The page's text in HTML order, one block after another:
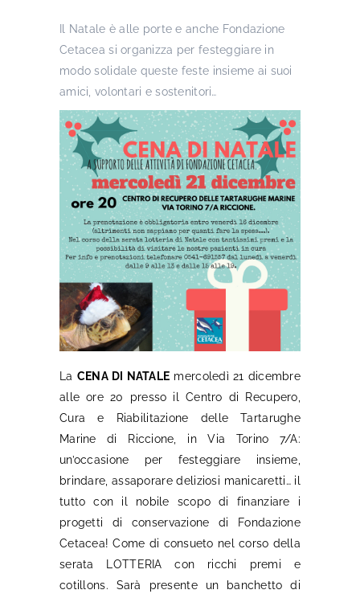
Il Natale è alle porte e anche Fondazione
Cetacea si organizza per festeggiare in
modo solidale queste feste insieme ai suoi
amici, volontari e sostenitori…
La CENA DI NATALE mercoledì 21 dicembre
alle ore 20 presso il Centro di Recupero,
Cura e Riabilitazione delle Tartarughe
Marine di Riccione, in Via Torino 7/A:
un’occasione per festeggiare insieme,
brindare, assaporare deliziosi manicaretti… il
tutto con il nobile scopo di finanziare i
progetti di conservazione di Fondazione
Cetacea! Come di consueto nel corso della
serata LOTTERIA con ricchi premi e
cotillons. Sarà presente un banchetto di